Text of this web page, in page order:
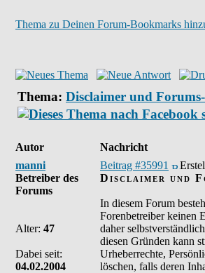
Thema zu Deinen Forum-Bookmarks
Thema: Disclaimer und
Autor
Nachricht
manni
Betreiber des
Forums
Alter: 47
Dabei seit:
04.02.2004
Beitrag #35991
Disclaimer und
In diesem Forum
Forenbetreiber keinen
daher
diesen Gründen kann
Urheberrechte,
löschen, falls deren